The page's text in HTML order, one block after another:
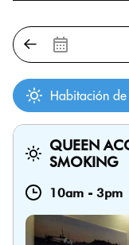
Habitación
QUEEN
SMOKING
10am - 3pm